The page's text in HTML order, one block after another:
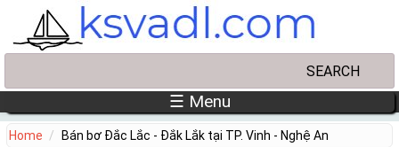
Skip to main content
☰ Menu
Home Bán bơ Đắc Lắc - Đắk Lắk tại TP. Vinh - Nghệ An